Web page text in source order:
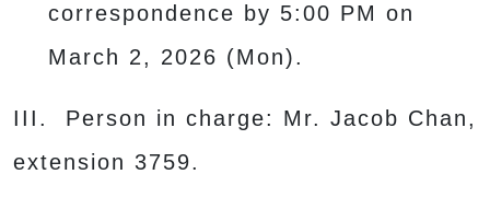
correspondence by 5:00 PM on
March 2, 2026 (Mon).
III. Person in charge: Mr. Jacob Chan,
extension 3759.